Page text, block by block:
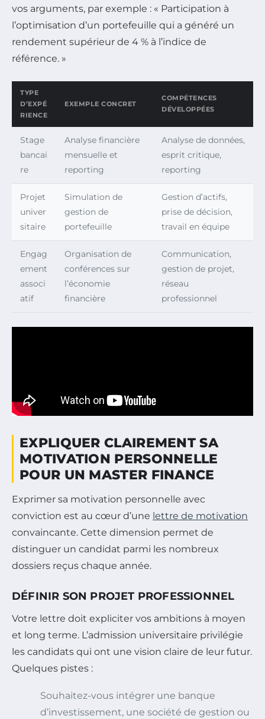
vos arguments, par exemple : « Participation à
l’optimisation d’un portefeuille qui a généré un
rendement supérieur de 4 % à l’indice de
référence. »
TYPE
D’EXPÉ
RIENCE
EXEMPLE CONCRET
COMPÉTENCES
DÉVELOPPÉES
Stage
bancai
re
Analyse financière
mensuelle et
reporting
Analyse de données,
esprit critique,
reporting
Projet
univer
sitaire
Simulation de
gestion de
portefeuille
Gestion d’actifs,
prise de décision,
travail en équipe
Engag
ement
associ
atif
Organisation de
conférences sur
l’économie
financière
Communication,
gestion de projet,
réseau
professionnel
EXPLIQUER CLAIREMENT SA
MOTIVATION PERSONNELLE
POUR UN MASTER FINANCE
Exprimer sa motivation personnelle avec
conviction est au cœur d’une lettre de motivation
convaincante. Cette dimension permet de
distinguer un candidat parmi les nombreux
dossiers reçus chaque année.
DÉFINIR SON PROJET PROFESSIONNEL
Votre lettre doit expliciter vos ambitions à moyen
et long terme. L’admission universitaire privilégie
les candidats qui ont une vision claire de leur futur.
Quelques pistes :
Souhaitez-vous intégrer une banque
d’investissement, une société de gestion ou